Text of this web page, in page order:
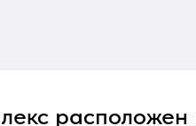
расположен